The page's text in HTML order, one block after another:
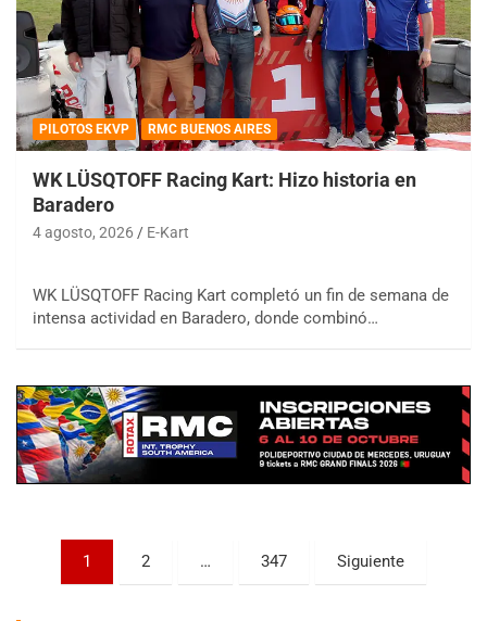
PILOTOS EKVP RMC BUENOS AIRES
WK LÜSQTOFF Racing Kart: Hizo historia en
Baradero
4 agosto, 2026 E-Kart
WK LÜSQTOFF Racing Kart completó un fin de semana de
intensa actividad en Baradero, donde combinó…
Paginación
1 2 … 347 Siguiente
COBERTURA ESPECIAL DE E-KART.COM.AR
08/09-AGO
Baradero (Buenos Aires)
KDO - F6
Ciudad de Trenque Lauquen (Asfalto)
Trenque Lauquen (Buenos Aires)
Villaguay (Entre Ríos)